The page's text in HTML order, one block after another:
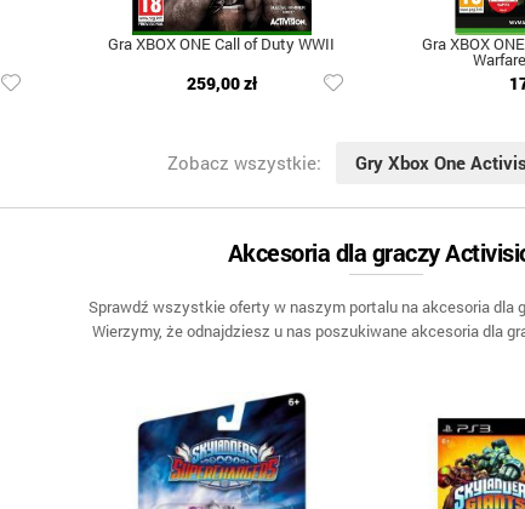
Gra XBOX ONE Call of Duty WWII
259,00 zł
Gra XBOX
Zobacz wszystkie: Gry Xbox One
Akcesoria dla graczy
Sprawdź wszystkie oferty w naszym portalu na akcesoria dla
Wierzymy, że odnajdziesz u nas poszukiwane akcesoria dla